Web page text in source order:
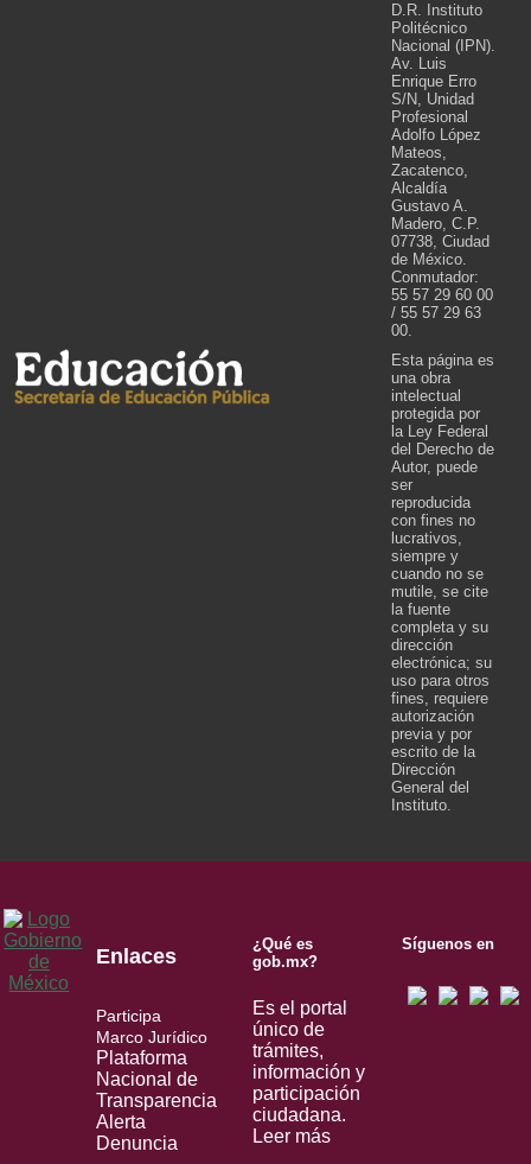
D.R. Instituto
Politécnico
Nacional (IPN).
Av. Luis
Enrique Erro
S/N, Unidad
Profesional
Adolfo López
Mateos,
Zacatenco,
Alcaldía
Gustavo A.
Madero, C.P.
07738, Ciudad
de México.
Conmutador:
55 57 29 60 00
/ 55 57 29 63
00.
Esta página es
una obra
intelectual
protegida por
la Ley Federal
del Derecho de
Autor, puede
ser
reproducida
con fines no
lucrativos,
siempre y
cuando no se
mutile, se cite
la fuente
completa y su
dirección
electrónica; su
uso para otros
fines, requiere
autorización
previa y por
escrito de la
Dirección
General del
Instituto.
Enlaces
Participa
Marco Jurídico
Plataforma
Nacional de
Transparencia
Alerta
Denuncia
¿Qué es
gob.mx?
Es el portal
único de
trámites,
información y
participación
ciudadana.
Leer más
Síguenos en